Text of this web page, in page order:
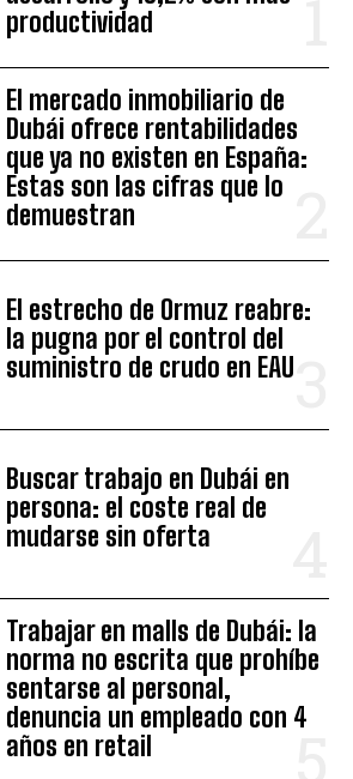
productividad
El mercado inmobiliario de
Dubái ofrece rentabilidades
que ya no existen en España:
Estas son las cifras que lo
demuestran
El estrecho de Ormuz reabre:
la pugna por el control del
suministro de crudo en EAU
Buscar trabajo en Dubái en
persona: el coste real de
mudarse sin oferta
Trabajar en malls de Dubái: la
norma no escrita que prohíbe
sentarse al personal,
denuncia un empleado con 4
años en retail